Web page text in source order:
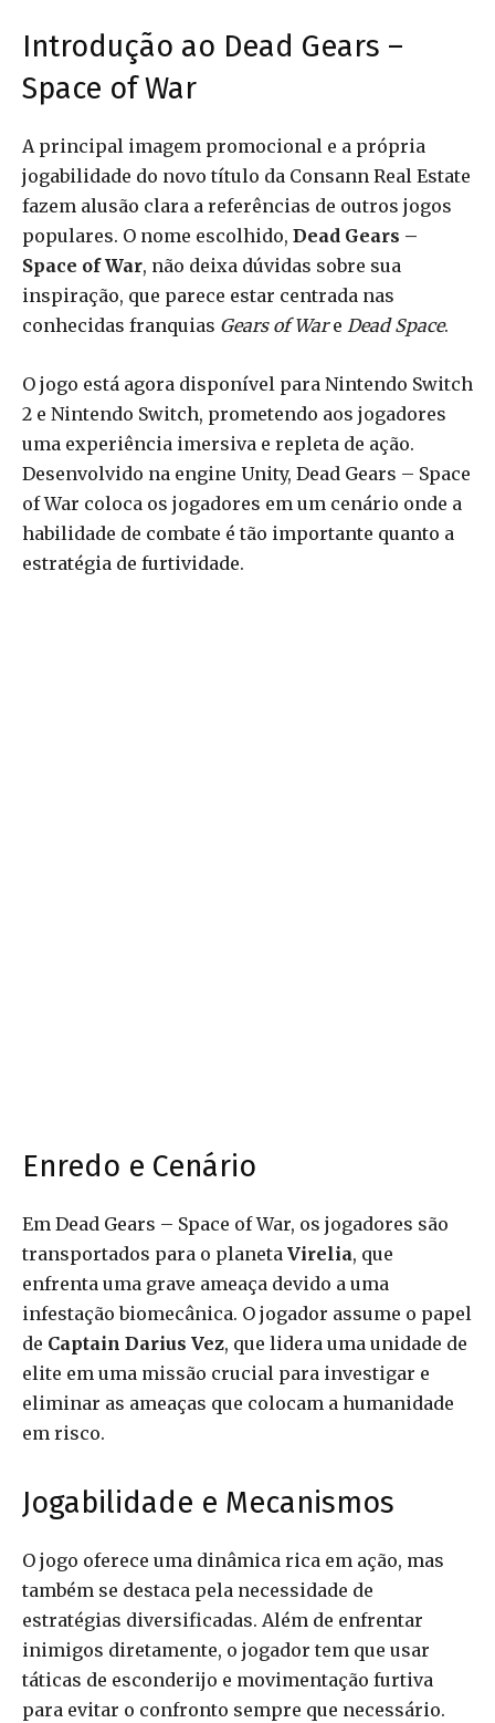
Introdução ao Dead Gears –
Space of War
A principal imagem promocional e a própria
jogabilidade do novo título da Consann Real Estate
fazem alusão clara a referências de outros jogos
populares. O nome escolhido, Dead Gears –
Space of War, não deixa dúvidas sobre sua
inspiração, que parece estar centrada nas
conhecidas franquias Gears of Ware Dead Space.
O jogo está agora disponível para Nintendo Switch
2 e Nintendo Switch, prometendo aos jogadores
uma experiência imersiva e repleta de ação.
Desenvolvido na engine Unity, Dead Gears – Space
of War coloca os jogadores em um cenário onde a
habilidade de combate é tão importante quanto a
estratégia de furtividade.
Enredo e Cenário
Em Dead Gears – Space of War, os jogadores são
transportados para o planeta Virelia, que
enfrenta uma grave ameaça devido a uma
infestação biomecânica. O jogador assume o papel
de Captain Darius Vez, que lidera uma unidade de
elite em uma missão crucial para investigar e
eliminar as ameaças que colocam a humanidade
em risco.
Jogabilidade e Mecanismos
O jogo oferece uma dinâmica rica em ação, mas
também se destaca pela necessidade de
estratégias diversificadas. Além de enfrentar
inimigos diretamente, o jogador tem que usar
táticas de esconderijo e movimentação furtiva
para evitar o confronto sempre que necessário.